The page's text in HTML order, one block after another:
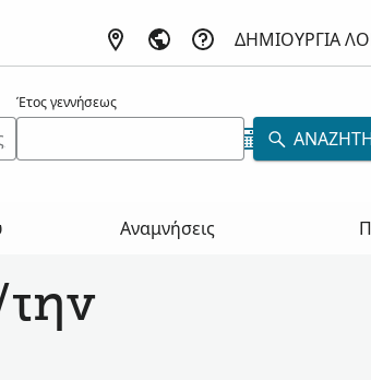
ΔΗΜΙΟΥΡΓΊΑ
Έτος γεννήσεως
Αναμνήσεις
την